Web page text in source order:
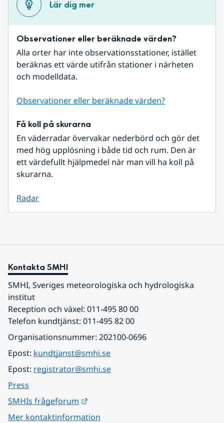
Lär dig mer
Observationer eller beräknade värden?
Alla orter har inte observationsstationer, istället
beräknas ett värde utifrån stationer i närheten
och modelldata.
Observationer eller beräknade värden?
Få koll på skurarna
En väderradar övervakar nederbörd och gör det
med hög upplösning i både tid och rum. Den är
ett värdefullt hjälpmedel när man vill ha koll på
skurarna.
Radar
Kontakta SMHI
SMHI, Sveriges meteorologiska och hydrologiska
institut
Reception och växel: 011-495 80 00
Telefon kundtjänst: 011-495 82 00
Organisationsnummer: 202100-0696
Epost: kundtjanst@smhi.se
Epost: registrator@smhi.se
Press
SMHIs frågeforum
Mer kontaktinformation